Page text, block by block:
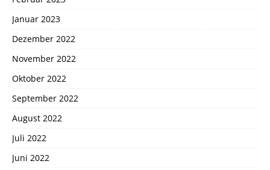
Januar 2023
Dezember 2022
November 2022
Oktober 2022
September 2022
August 2022
Juli 2022
Juni 2022